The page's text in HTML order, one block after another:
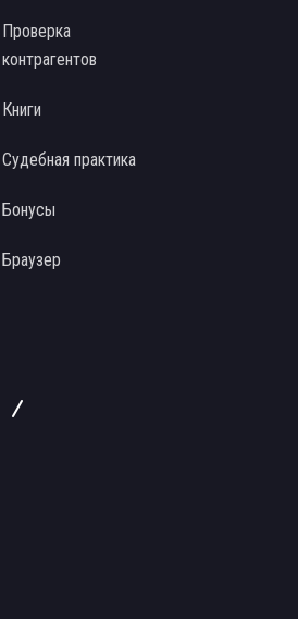
Проверка
контрагентов
Книги
Судебная практика
Бонусы
Браузер